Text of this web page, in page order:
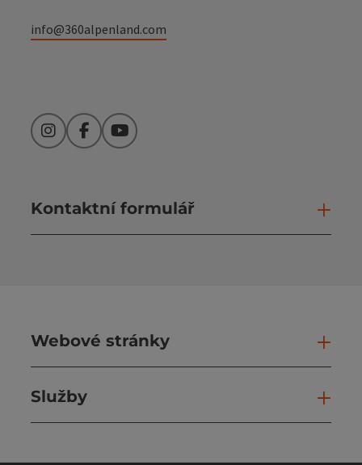
info@360alpenland.com
InstagramFacebookYouTube
Kontaktní formulář
Webové stránky
Služby